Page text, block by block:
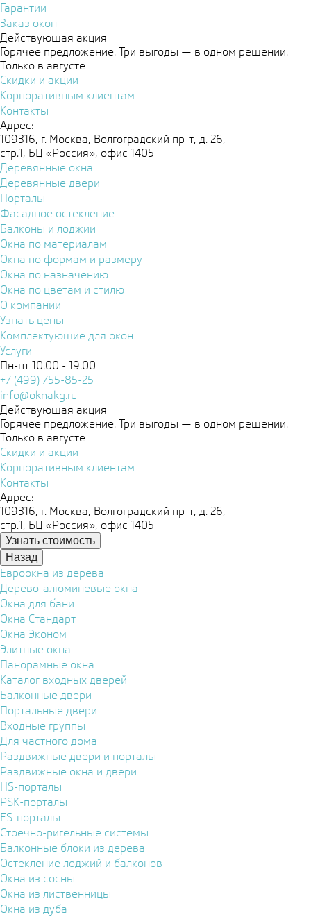
Гарантии
Заказ окон
Действующая акция
Горячее предложение. Три выгоды — в одном решении.
Только в августе
Скидки и акции
Корпоративным клиентам
Контакты
Адрес:
109316, г. Москва, Волгоградский пр-т, д. 26,
стр.1, БЦ «Россия», офис 1405
Деревянные окна
Деревянные двери
Порталы
Фасадное остекление
Балконы и лоджии
Окна по материалам
Окна по формам и размеру
Окна по назначению
Окна по цветам и стилю
О компании
Узнать цены
Комплектующие для окон
Услуги
Пн-пт 10.00 - 19.00
+7 (499) 755-85-25
info@oknakg.ru
Действующая акция
Горячее предложение. Три выгоды — в одном решении.
Только в августе
Скидки и акции
Корпоративным клиентам
Контакты
Адрес:
109316, г. Москва, Волгоградский пр-т, д. 26,
стр.1, БЦ «Россия», офис 1405
Узнать стоимость
Назад
Евроокна из дерева
Дерево-алюминевые окна
Окна для бани
Окна Стандарт
Окна Эконом
Элитные окна
Панорамные окна
Каталог входных дверей
Балконные двери
Портальные двери
Входные группы
Для частного дома
Раздвижные двери и порталы
Раздвижные окна и двери
HS-порталы
PSK-порталы
FS-порталы
Стоечно-ригельные системы
Балконные блоки из дерева
Остекление лоджий и балконов
Окна из сосны
Окна из лиственницы
Окна из дуба